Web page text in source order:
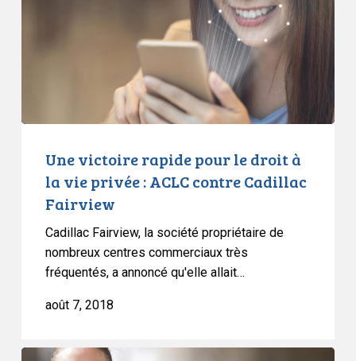
Cadillac
Fairview
Une victoire rapide pour le droit à
la vie privée : ACLC contre Cadillac
Fairview
Cadillac Fairview, la société propriétaire de
nombreux centres commerciaux très
fréquentés, a annoncé qu'elle allait…
août 7, 2018
L’ACLC